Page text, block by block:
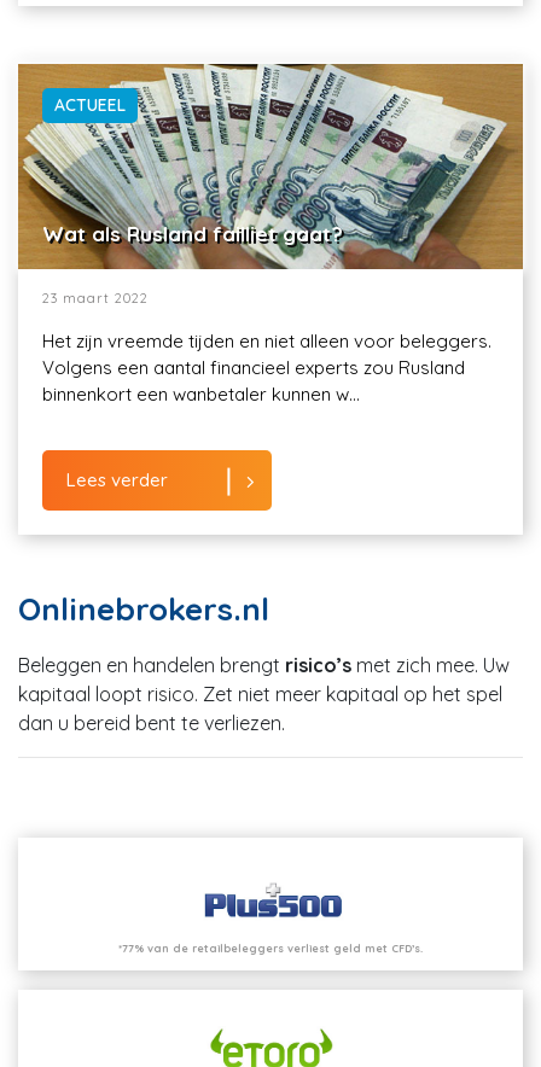
ACTUEEL
Wat als Rusland failliet gaat?
23 maart 2022
Het zijn vreemde tijden en niet alleen voor beleggers.
Volgens een aantal financieel experts zou Rusland
binnenkort een wanbetaler kunnen w...
Lees verder
Onlinebrokers.nl
Beleggen en handelen brengt risico’s met zich mee. Uw
kapitaal loopt risico. Zet niet meer kapitaal op het spel
dan u bereid bent te verliezen.
*77% van de retailbeleggers verliest geld met CFD’s.